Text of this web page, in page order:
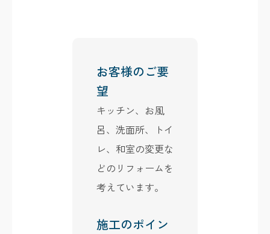
お客様のご要
望
キッチン、お風
呂、洗面所、トイ
レ、和室の変更な
どのリフォームを
考えています。
施工のポイン